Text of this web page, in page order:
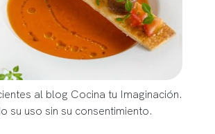
al blog Cocina tu Imaginación.
su uso sin su consentimiento.